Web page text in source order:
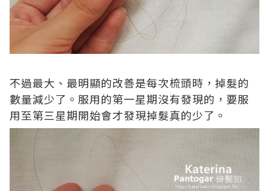
不過最大、最明顯的改善是每次梳頭時，掉髮的
數量減少了。服用的第一星期沒有發現的，要服
用至第三星期開始會才發現掉髮真的少了。